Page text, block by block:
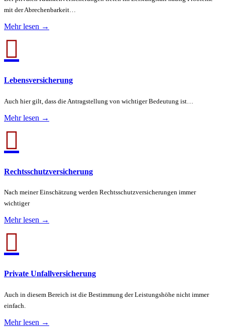
mit der Abrechenbarkeit…
Mehr lesen →

Lebensversicherung
Auch hier gilt, dass die Antragstellung von wichtiger Bedeutung ist…
Mehr lesen →

Rechtsschutzversicherung
Nach meiner Einschätzung werden Rechtsschutzversicherungen immer
wichtiger
Mehr lesen →

Private Unfallversicherung
Auch in diesem Bereich ist die Bestimmung der Leistungshöhe nicht immer
einfach.
Mehr lesen →